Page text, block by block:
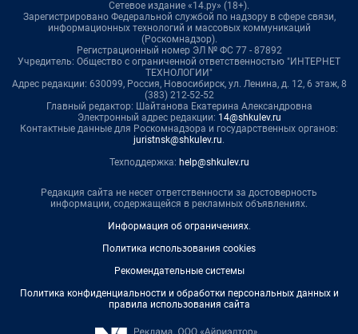
Сетевое издание «14.ру» (18+).
Зарегистрировано Федеральной службой по надзору в сфере связи,
информационных технологий и массовых коммуникаций
(Роскомнадзор).
Регистрационный номер ЭЛ № ФС 77 - 87892
Учредитель: Общество с ограниченной ответственностью "ИНТЕРНЕТ
ТЕХНОЛОГИИ"
Адрес редакции: 630099, Россия, Новосибирск, ул. Ленина, д. 12, 6 этаж, 8
(383) 212-52-52
Главный редактор: Шайтанова Екатерина Александровна
Электронный адрес редакции: 14@shkulev.ru
Контактные данные для Роскомнадзора и государственных органов:
juristnsk@shkulev.ru.
Техподдержка: help@shkulev.ru
Редакция сайта не несет ответственности за достоверность
информации, содержащейся в рекламных объявлениях.
Информация об ограничениях.
Политика использования cookies
Рекомендательные системы
Политика конфиденциальности и обработки персональных данных и
правила использования сайта